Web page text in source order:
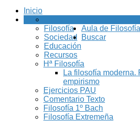
Inicio
Filosofía
Sociedad
Educación
Recursos
Aula de Filosofía
Hª Filosofía
La filosofía moderna.
empirismo
Ejercicios PAU
Comentario Texto
Filosofía 1º Bach
Filosofía Extremeña
Buscar